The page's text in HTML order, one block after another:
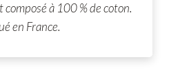
à 100 % de coton.
en France.